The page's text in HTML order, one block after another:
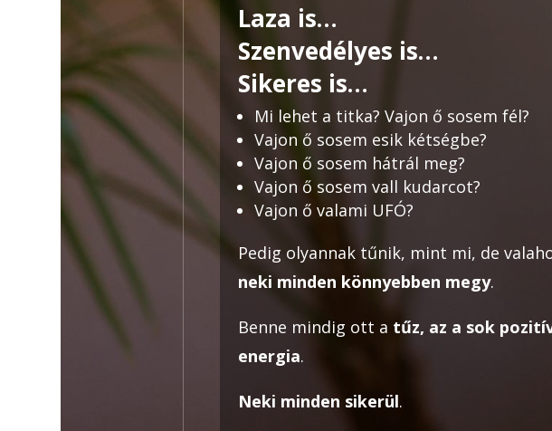
Laza is…
Szenvedélyes is…
Sikeres is…
Mi lehet a titka? Vajon ő sosem fél?
Vajon ő sosem esik kétségbe?
Vajon ő sosem hátrál meg?
Vajon ő sosem vall kudarcot?
Vajon ő valami UFÓ?
Pedig olyannak tűnik, mint mi, de
neki minden könnyebben megy.
Benne mindig ott a tűz, az a sok
energia.
Neki minden sikerül.